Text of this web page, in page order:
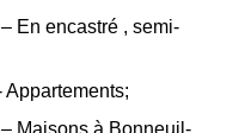
En encastré , semi-
Maisons à Bonneuil-